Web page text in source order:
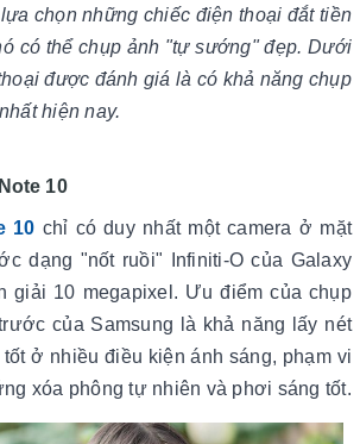
chọn những chiếc điện thoại đắt tiền
có thể chụp ảnh "tự sướng" đẹp. Dưới
được đánh giá là có khả năng chụp
hiện nay.
10
10 chỉ có duy nhất một camera ở mặt
dạng "nốt ruồi" Infiniti-O của Galaxy
giải 10 megapixel. Ưu điểm của chụp
của Samsung là khả năng lấy nét
ở nhiều điều kiện ánh sáng, phạm vi
xóa phông tự nhiên và phơi sáng tốt.